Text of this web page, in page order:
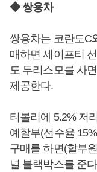
◆ 쌍용차
쌍용차는 코란도C
매하면 세이프티
도 투리스모를 사
제공한다.
티볼리에 5.2% 저
예할부(선수율
구매를 하면(할부
널 블랙박스를 준